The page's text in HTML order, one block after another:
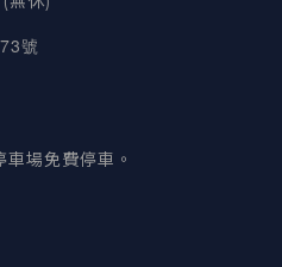
號
場免費停車。